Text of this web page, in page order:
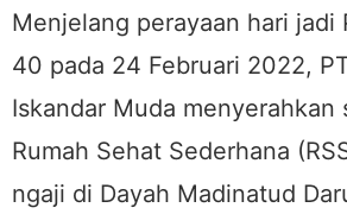
Menjelang perayaan hari jadi
40 pada 24 Februari 2022,
Iskandar Muda menyerahkan
Rumah Sehat Sederhana
ngaji di Dayah Madinatud